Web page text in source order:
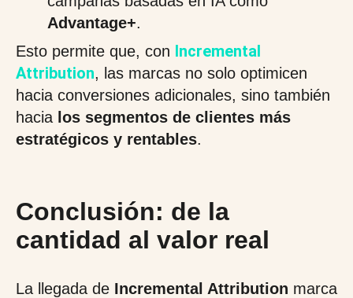
Advantage+.
Esto permite que, con Incremental
Attribution, las marcas no solo optimicen
hacia conversiones adicionales, sino también
hacia los segmentos de clientes más
estratégicos y rentables.
Conclusión: de la
cantidad al valor real
La llegada de Incremental Attribution marca